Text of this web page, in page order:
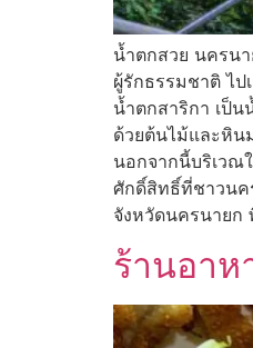
น้ำตกสวย นครน
ผู้รักธรรมชาติ ไ
น้ำตกสาริกา เป็
ด้วยต้นไม้และหิน
นอกจากนี้บริเวณ
ศักดิ์สิทธิ์ที่ชาวนค
จังหวัดนครนายก
ร้านอาห